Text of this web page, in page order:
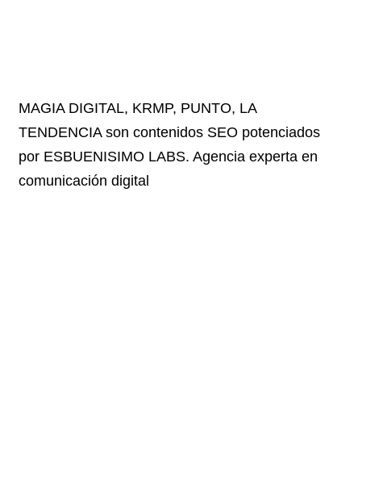
MAGIA DIGITAL, KRMP, PUNTO, LA
TENDENCIAson contenidos SEO potenciados
por ESBUENISIMO LABS. Agencia experta en
comunicación digital